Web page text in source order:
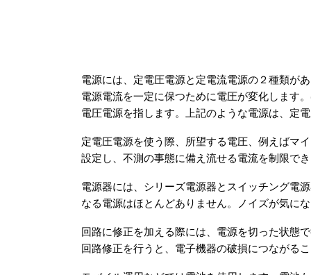
電源には、定電圧電源と定電流電源の２種類が
電源電流を一定に保つために電圧が変化します
電圧電源を指します。上記のような電源は、定
定電圧電源を使う際、所望する電圧、例えばマ
設定し、不測の事態に備え流せる電流を制限で
電源器には、シリーズ電源器とスイッチング電
なる電源はほとんどありません。ノイズが気に
回路に修正を加える際には、電源を切った状態
回路修正を行うと、電子機器の破損につながる